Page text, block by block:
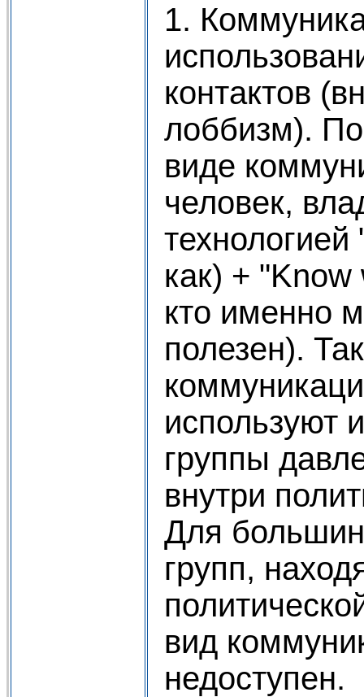
1.
контактов
лоббизм).
виде
человек,
как) + "Know
кто именно
полезен).
используют
группы
внутри
Для
групп,
вид
недоступен.